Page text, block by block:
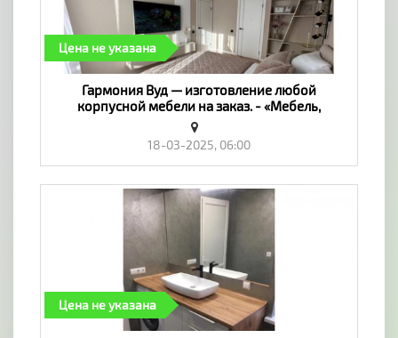
Цена не указана
Гармония Вуд — изготовление любой
корпусной мебели на заказ. - «Мебель,
интерьер»
18-03-2025, 06:00
Цена не указана